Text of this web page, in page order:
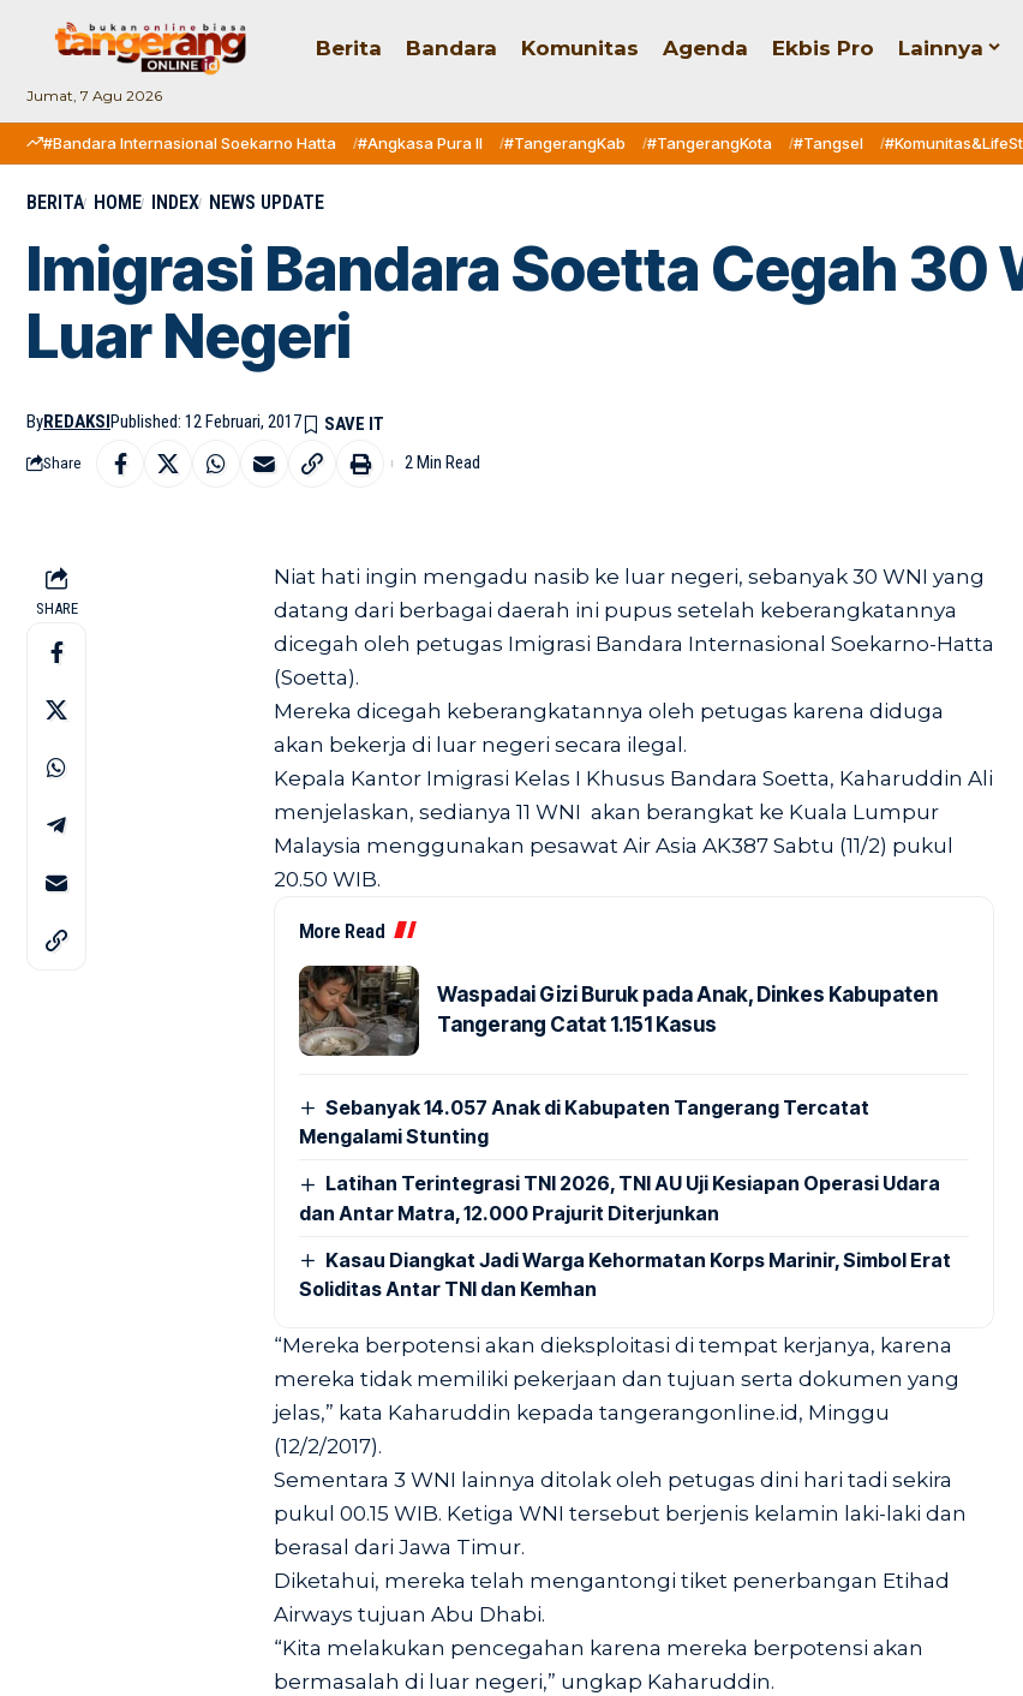
Jumat, 7 Agu 2026
Berita Bandara Komunitas Agenda Ekbis Pro Lainnya
#Bandara Internasional Soekarno Hatta #Angkasa Pura II #TangerangKab #TangerangKota #Tangsel
BERITA HOME INDEX NEWS UPDATE
Imigrasi Bandara Soetta Cegah 30
Luar Negeri
ByREDAKSIPublished: 12 Februari, 2017
Share 2 Min Read
SHARE
Niat hati ingin mengadu nasib ke luar negeri, sebanyak 30 WNI yang
datang dari berbagai daerah ini pupus setelah keberangkatannya
dicegah oleh petugas Imigrasi Bandara Internasional Soekarno-Hatta
(Soetta).
Mereka dicegah keberangkatannya oleh petugas karena diduga
akan bekerja di luar negeri secara ilegal.
Kepala Kantor Imigrasi Kelas I Khusus Bandara Soetta, Kaharuddin Ali
menjelaskan, sedianya 11 WNI akan berangkat ke Kuala Lumpur
Malaysia menggunakan pesawat Air Asia AK387 Sabtu (11/2) pukul
20.50 WIB.
More Read
Waspadai Gizi Buruk pada Anak, Dinkes Kabupaten
Tangerang Catat 1.151 Kasus
Sebanyak 14.057 Anak di Kabupaten Tangerang Tercatat
Mengalami Stunting
Latihan Terintegrasi TNI 2026, TNI AU Uji Kesiapan Operasi Udara
dan Antar Matra, 12.000 Prajurit Diterjunkan
Kasau Diangkat Jadi Warga Kehormatan Korps Marinir, Simbol Erat
Soliditas Antar TNI dan Kemhan
“Mereka berpotensi akan dieksploitasi di tempat kerjanya, karena
mereka tidak memiliki pekerjaan dan tujuan serta dokumen yang
jelas,” kata Kaharuddin kepada tangerangonline.id , Minggu
(12/2/2017).
Sementara 3 WNI lainnya ditolak oleh petugas dini hari tadi sekira
pukul 00.15 WIB. Ketiga WNI tersebut berjenis kelamin laki-laki dan
berasal dari Jawa Timur.
Diketahui, mereka telah mengantongi tiket penerbangan Etihad
Airways tujuan Abu Dhabi.
“Kita melakukan pencegahan karena mereka berpotensi akan
bermasalah di luar negeri,” ungkap Kaharuddin.